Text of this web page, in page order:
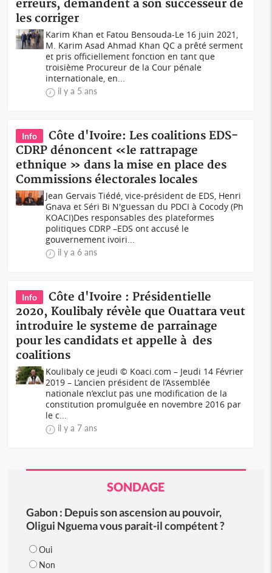
erreurs, demandent à son successeur de
les corriger
Karim Khan et Fatou Bensouda-Le 16 juin 2021,
M. Karim Asad Ahmad Khan QC a prêté serment
et pris officiellement fonction en tant que
troisième Procureur de la Cour pénale
internationale, en...
il y a 5 ans
Info
Côte d'Ivoire: Les coalitions EDS-
CDRP dénoncent «le rattrapage
ethnique » dans la mise en place des
Commissions électorales locales
Jean Gervais Tiédé, vice-président de EDS, Henri
Gnava et Séri Bi N'guessan du PDCI à Cocody (Ph
KOACI)Des responsables des plateformes
politiques CDRP –EDS ont accusé le
gouvernement ivoiri...
il y a 6 ans
Info
Côte d'Ivoire : Présidentielle
2020, Koulibaly révèle que Ouattara veut
introduire le systeme de parrainage
pour les candidats et appelle à des
coalitions
Koulibaly ce jeudi © Koaci.com – Jeudi 14 Février
2019 – L’ancien président de l’Assemblée
nationale n’exclut pas une modification de la
constitution promulguée en novembre 2016 par
le c...
il y a 7 ans
SONDAGE
Gabon : Depuis son ascension au pouvoir,
Oligui Nguema vous parait-il compétent ?
Oui
Non